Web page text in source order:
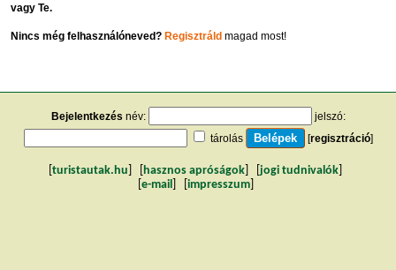
vagy Te.
Nincs még felhasználóneved? Regisztráldmagad most!
Bejelentkezés név:
jelszó:
tárolás
[regisztráció]
turistautak.hu hasznos apróságok jogi tudnivalók
e-mail impresszum]